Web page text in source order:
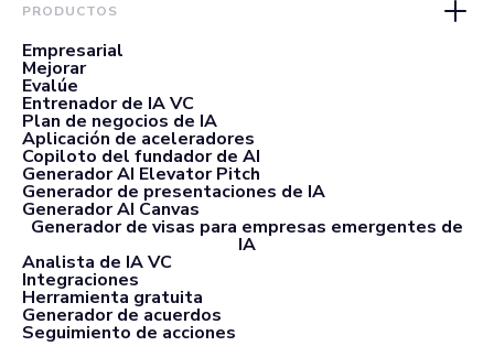
PRODUCTOS
Empresarial
Mejorar
Evalúe
Entrenador de IA VC
Plan de negocios de IA
Aplicación de aceleradores
Copiloto del fundador de AI
Generador AI Elevator Pitch
Generador de presentaciones de IA
Generador AI Canvas
Generador de visas para empresas emergentes de
IA
Analista de IA VC
Integraciones
Herramienta gratuita
Generador de acuerdos
Seguimiento de acciones